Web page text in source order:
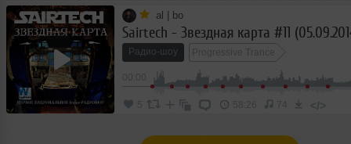
al | bo
Радио-шоу Progressive Trance
5 58:26 74 </>